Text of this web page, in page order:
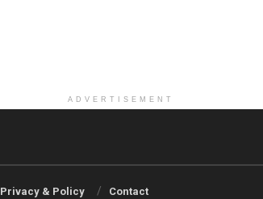
ADVERTISEMENT
Privacy & Policy Contact